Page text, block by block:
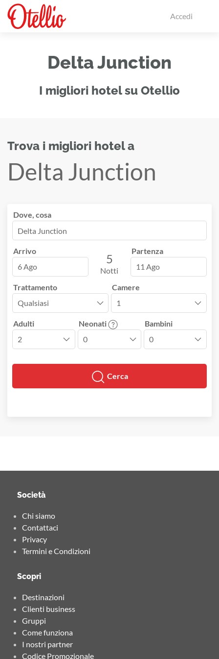
Accedi
Delta Junction
I migliori hotel su Otellio
Trova i migliori hotel a
Delta Junction
Dove, cosa
Arrivo
6 Ago
5
Notti
Partenza
11 Ago
Trattamento Camere
Adulti Neonati Bambini
Cerca
Società
Chi siamo
Contattaci
Privacy
Termini e Condizioni
Scopri
Destinazioni
Clienti business
Gruppi
Come funziona
I nostri partner
Codice Promozionale